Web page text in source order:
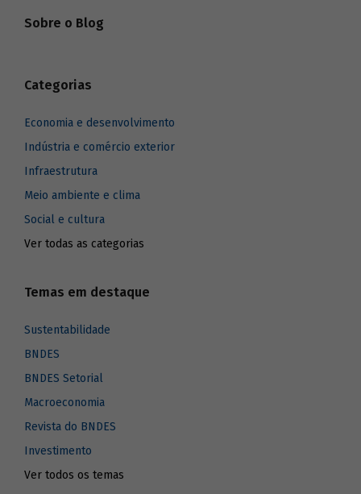
Sobre o Blog
Categorias
Economia e desenvolvimento
Indústria e comércio exterior
Infraestrutura
Meio ambiente e clima
Social e cultura
Ver todas as categorias
Temas em destaque
Sustentabilidade
BNDES
BNDES Setorial
Macroeconomia
Revista do BNDES
Investimento
Ver todos os temas